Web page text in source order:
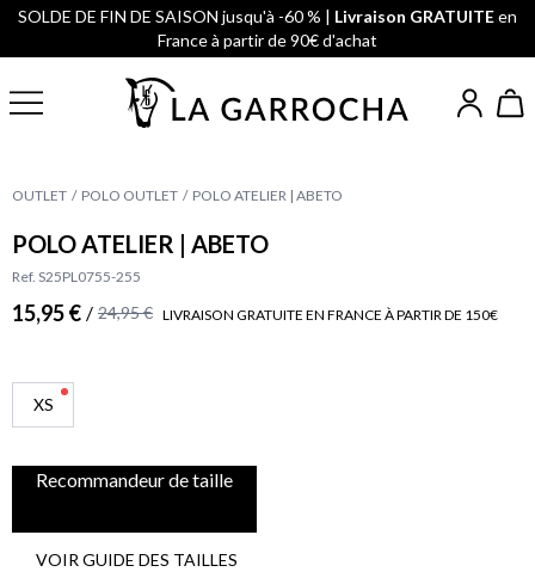
SOLDE DE FIN DE SAISON jusqu'à -60 % | Livraison GRATUITEen
France à partir de 90€ d'achat
OUTLET POLO OUTLET POLO ATELIER | ABETO
POLO ATELIER | ABETO
Ref. S25PL0755-255
15,95 € / 24,95 € LIVRAISON GRATUITE EN FRANCE À PARTIR DE 150€
XS
Recommandeur de taille
VOIR GUIDE DES TAILLES